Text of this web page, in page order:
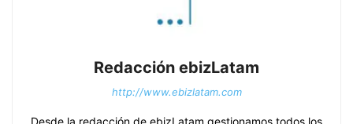
Redacción ebizLatam
http://www.ebizlatam.com